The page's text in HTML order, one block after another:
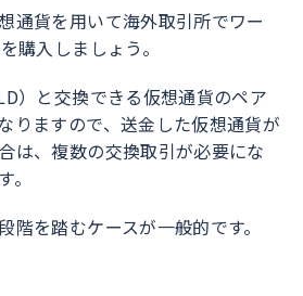
通貨を用いて海外取引所でワー
購入しましょう。
）と交換できる仮想通貨のペア
りますので、送金した仮想通貨が
は、複数の交換取引が必要にな
階を踏むケースが一般的です。